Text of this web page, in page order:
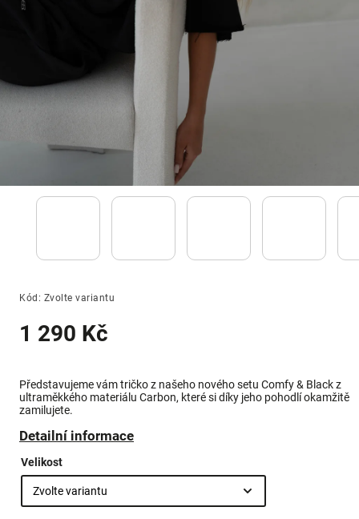
Kód: Zvolte variantu
1 290 Kč
Představujeme vám tričko z našeho nového setu Comfy & Black z
ultraměkkého materiálu Carbon, které si díky jeho pohodlí okamžitě
zamilujete.
Detailní informace
Velikost